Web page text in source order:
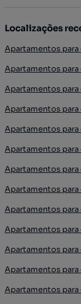
Localizações
Apartamentos
Apartamentos
Apartamentos
Apartamentos
Apartamentos
Apartamentos
Apartamentos
Apartamentos
Apartamentos para
Apartamentos
Apartamentos
Apartamentos
Apartamentos para